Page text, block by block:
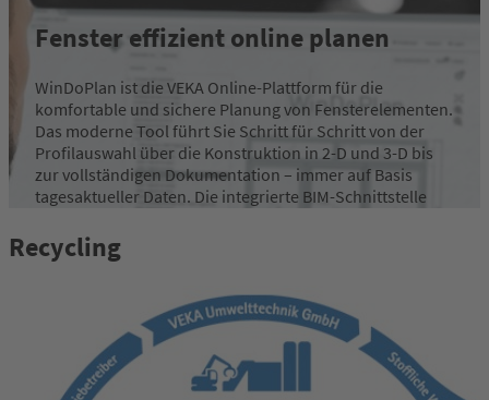
Fenster effizient online planen
WinDoPlan ist die VEKA Online-Plattform für die
komfortable und sichere Planung von Fensterelementen.
Das moderne Tool führt Sie Schritt für Schritt von der
Profilauswahl über die Konstruktion in 2-D und 3-D bis
zur vollständigen Dokumentation – immer auf Basis
tagesaktueller Daten. Die integrierte BIM-Schnittstelle
mit allen Projektbeteiligten. WinDoPlan können Sie ganz
einfach per Webbrowser nutzen – zu jeder Zeit, an jedem
mehr erfahren
Recycling